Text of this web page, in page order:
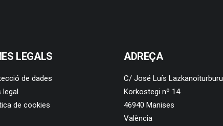
LEGALS
de dades
legal
de cookies
ADREÇA
C/ José Luís Lazkanoiturburu
Korkostegi nº 14
46940 Manises
València